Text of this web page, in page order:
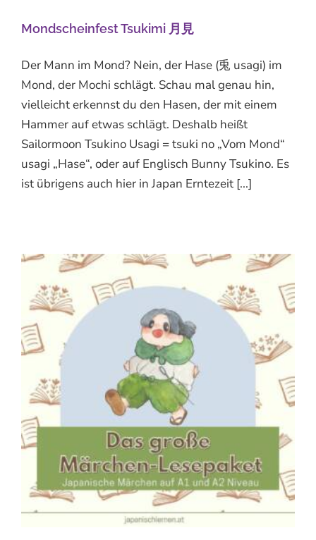
Mondscheinfest Tsukimi 月見
Der Mann im Mond? Nein, der Hase (兎 usagi) im
Mond, der Mochi schlägt. Schau mal genau hin,
vielleicht erkennst du den Hasen, der mit einem
Hammer auf etwas schlägt. Deshalb heißt
Sailormoon Tsukino Usagi = tsuki no „Vom Mond“
usagi „Hase“, oder auf Englisch Bunny Tsukino. Es
ist übrigens auch hier in Japan Erntezeit [...]